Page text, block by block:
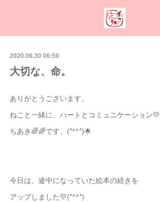
2020.06.30 06:50
大切な、命。
ありがとうございます。
ねこと一緒に、ハートとコミュニケーション💛
ちあき🌈🌈です。(*^^*)🌟
今日は、途中になっていた絵本の続きを
アップしました💛(*^^*)